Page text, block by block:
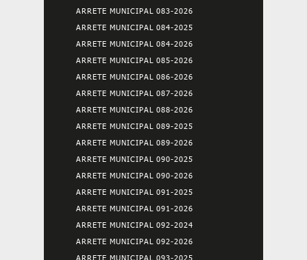
ARRETE MUNICIPAL 083-2026
ARRETE MUNICIPAL 084-2025
ARRETE MUNICIPAL 084-2026
ARRETE MUNICIPAL 085-2026
ARRETE MUNICIPAL 086-2026
ARRETE MUNICIPAL 087-2026
ARRETE MUNICIPAL 088-2026
ARRETE MUNICIPAL 089-2025
ARRETE MUNICIPAL 089-2026
ARRETE MUNICIPAL 090-2025
ARRETE MUNICIPAL 090-2026
ARRETE MUNICIPAL 091-2025
ARRETE MUNICIPAL 091-2026
ARRETE MUNICIPAL 092-2024
ARRETE MUNICIPAL 092-2026
ARRETE MUNICIPAL 093-2025